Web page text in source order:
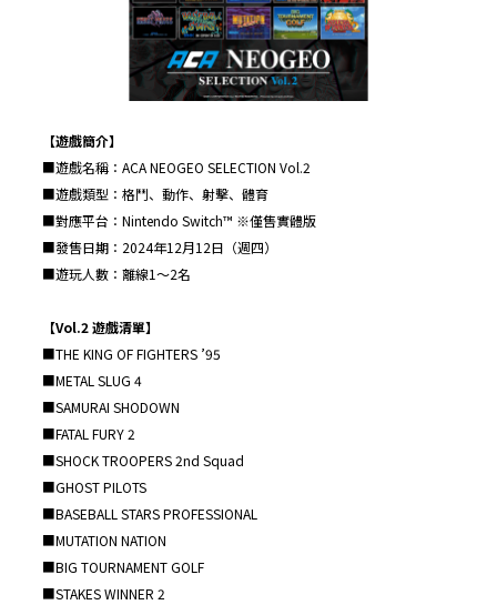
【遊戲簡介】
■遊戲名稱：ACA NEOGEO SELECTION Vol.2
■遊戲類型：格鬥、動作、射擊、體育
■對應平台：Nintendo Switch™ ※僅售實體版
■發售日期：2024年12月12日（週四）
■遊玩人數：離線1～2名
【Vol.2遊戲清單】
■THE KING OF FIGHTERS ’95
■METAL SLUG 4
■SAMURAI SHODOWN
■FATAL FURY 2
■SHOCK TROOPERS 2nd Squad
■GHOST PILOTS
■BASEBALL STARS PROFESSIONAL
■MUTATION NATION
■BIG TOURNAMENT GOLF
■STAKES WINNER 2